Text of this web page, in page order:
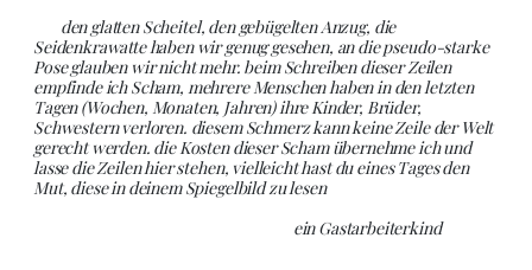
den glatten Scheitel, den gebügelten Anzug, die
Seidenkrawatte haben wir genug gesehen, an die pseudo-starke
Pose glauben wir nicht mehr. beim Schreiben dieser Zeilen
empfinde ich Scham, mehrere Menschen haben in den letzten
Tagen (Wochen, Monaten, Jahren) ihre Kinder, Brüder,
Schwestern verloren. diesem Schmerz kann keine Zeile der Welt
gerecht werden. die Kosten dieser Scham übernehme ich und
lasse die Zeilen hier stehen, vielleicht hast du eines Tages den
Mut, diese in deinem Spiegelbild zu lesen
ein Gastarbeiterkind